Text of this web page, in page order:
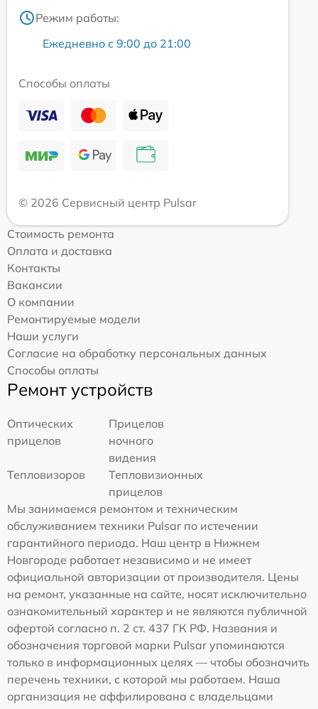
Режим работы:
Ежедневно с 9:00 до 21:00
Способы оплаты
© 2026 Сервисный центр Pulsar
Стоимость ремонта
Оплата и доставка
Контакты
Вакансии
О компании
Ремонтируемые модели
Наши услуги
Согласие на обработку персональных данных
Способы оплаты
Ремонт устройств
Оптических
прицелов
Прицелов
ночного
видения
Тепловизоров
Тепловизионных
прицелов
Мы занимаемся ремонтом и техническим
обслуживанием техники Pulsar по истечении
гарантийного периода. Наш центр в Нижнем
Новгороде работает независимо и не имеет
официальной авторизации от производителя. Цены
на ремонт, указанные на сайте, носят исключительно
ознакомительный характер и не являются публичной
офертой согласно п. 2 ст. 437 ГК РФ. Названия и
обозначения торговой марки Pulsar упоминаются
только в информационных целях — чтобы обозначить
перечень техники, с которой мы работаем. Наша
организация не аффилирована с владельцами